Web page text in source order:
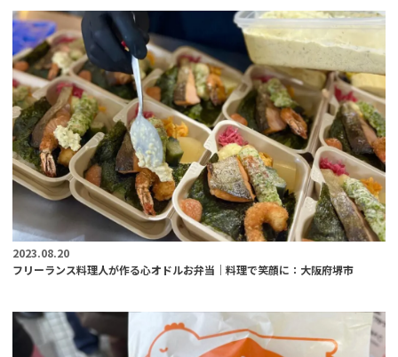
2023.08.20
フリーランス料理人が作る心オドルお弁当｜料理で笑顔に：大阪府堺市